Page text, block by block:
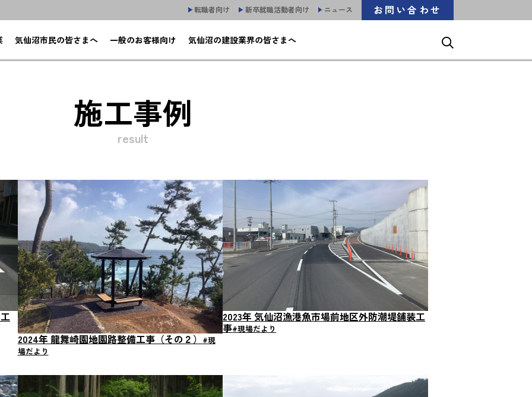
転職者向け 新卒就職活動者向け ニュース お問い合わせ
気仙沼市民の皆さまへ 一般のお客様向け 気仙沼の建設業界の皆さまへ
施工事例
result
2024年 龍舞崎園地園路整備工事（その２）
2023年 気仙沼漁港魚市場前地区外防潮堤舗装工
事